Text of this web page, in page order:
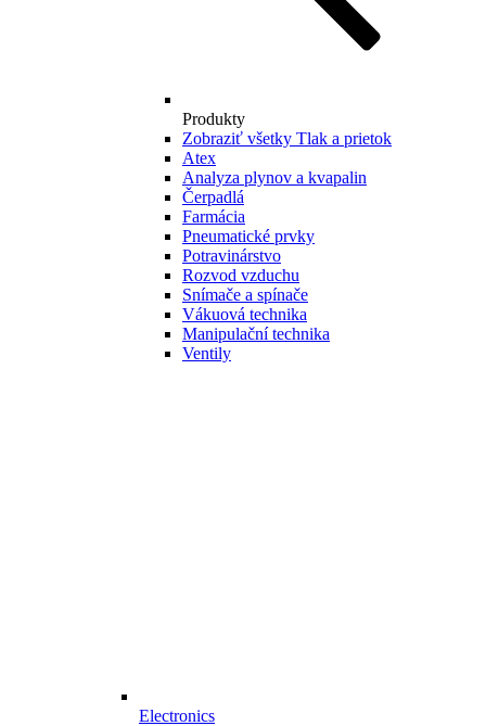
Produkty
Zobraziť všetky Tlak a prietok
Atex
Analyza plynov a kvapalin
Čerpadlá
Farmácia
Pneumatické prvky
Potravinárstvo
Rozvod vzduchu
Snímače a spínače
Vákuová technika
Manipulační technika
Ventily
Electronics